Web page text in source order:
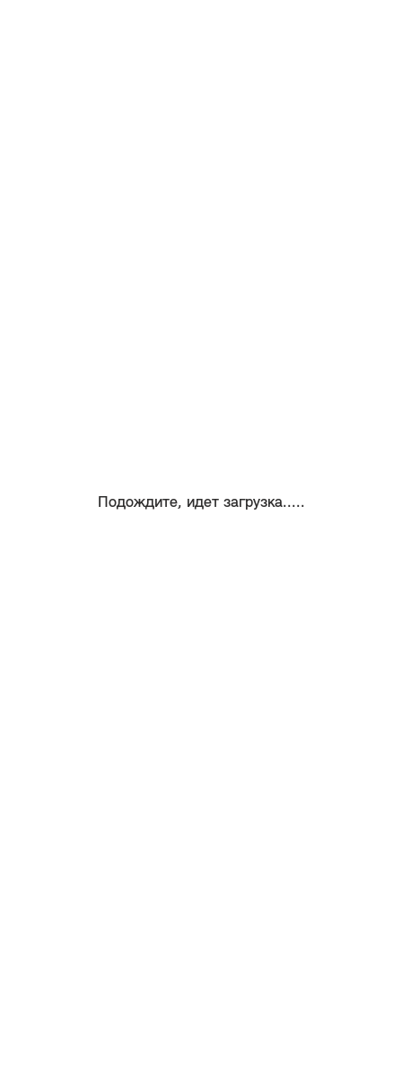
Подождите, идет загрузка.....